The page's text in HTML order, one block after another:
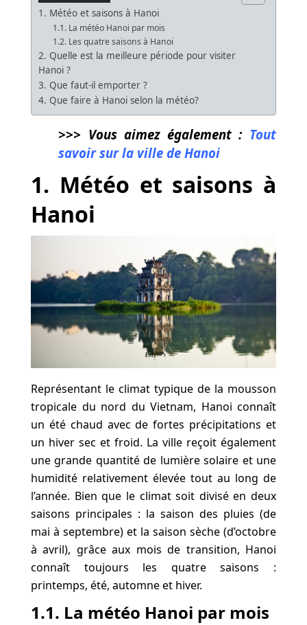
1. Météo et saisons à Hanoi
1.1. La météo Hanoi par mois
1.2. Les quatre saisons à Hanoi
2. Quelle est la meilleure période pour visiter
Hanoi ?
3. Que faut-il emporter ?
4. Que faire à Hanoi selon la météo?
>>> Vous aimez également : Tout
savoir sur la ville de Hanoi
1. Météo et saisons à
Hanoi
Représentant le climat typique de la mousson
tropicale du nord du Vietnam, Hanoi connaît
un été chaud avec de fortes précipitations et
un hiver sec et froid. La ville reçoit également
une grande quantité de lumière solaire et une
humidité relativement élevée tout au long de
l’année. Bien que le climat soit divisé en deux
saisons principales : la saison des pluies (de
mai à septembre) et la saison sèche (d’octobre
à avril), grâce aux mois de transition, Hanoi
connaît toujours les quatre saisons :
printemps, été, automne et hiver.
1.1. La météo Hanoi par mois